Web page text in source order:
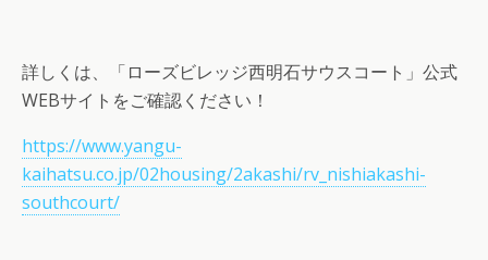
詳しくは、「ローズビレッジ西明石サウスコート」公式
WEBサイトをご確認ください！
https://www.yangu-
kaihatsu.co.jp/02housing/2akashi/rv_nishiakashi-
southcourt/